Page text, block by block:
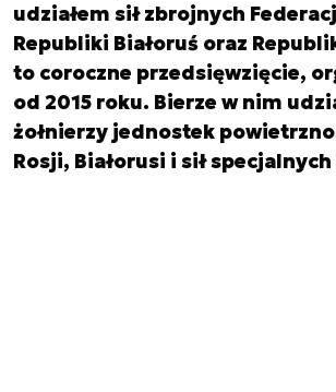
udziałem sił zbrojnych
Republiki Białoruś oraz
to coroczne przedsięwzięcie,
od 2015 roku. Bierze w nim
żołnierzy jednostek
Rosji, Białorusi i sił